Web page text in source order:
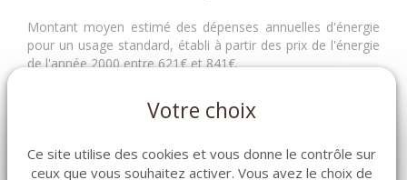
Montant moyen estimé des dépenses annuelles d'énergie
pour un usage standard, établi à partir des prix de l'énergie
de l'année 2000 entre 621€ et 841€.
exposé sont disponibles sur le site Géorisques
https://www.georisques.gouv.fr
225 000 €
Votre choix
Ce site utilise des cookies et vous donne le contrôle sur
ceux que vous souhaitez activer. Vous avez le choix de